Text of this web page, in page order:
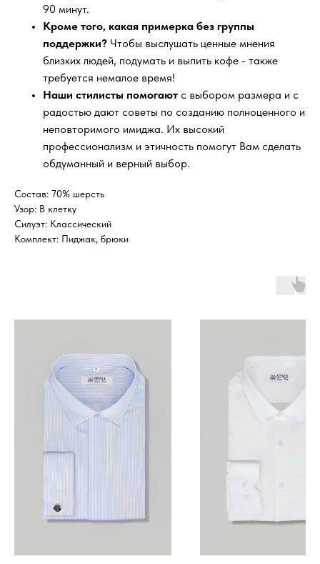
90 минут.
Кроме того, какая примерка без группы
поддержки? Чтобы выслушать ценные мнения
близких людей, подумать и выпить кофе - также
требуется немалое время!
Наши стилисты помогают с выбором размера и с
радостью дают советы по созданию полноценного и
неповторимого имиджа. Их высокий
профессионализм и этичность помогут Вам сделать
обдуманный и верный выбор.
Состав: 70% шерсть
Узор: В клетку
Силуэт: Классический
Комплект: Пиджак, брюки